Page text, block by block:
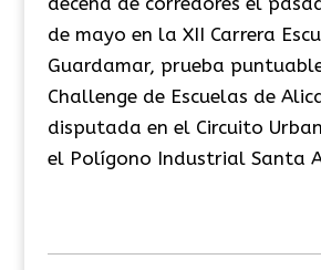
de mayo en la XII Carrera
Guardamar, prueba
Challenge de Escuelas de
disputada en el Circuito
el Polígono Industrial Santa